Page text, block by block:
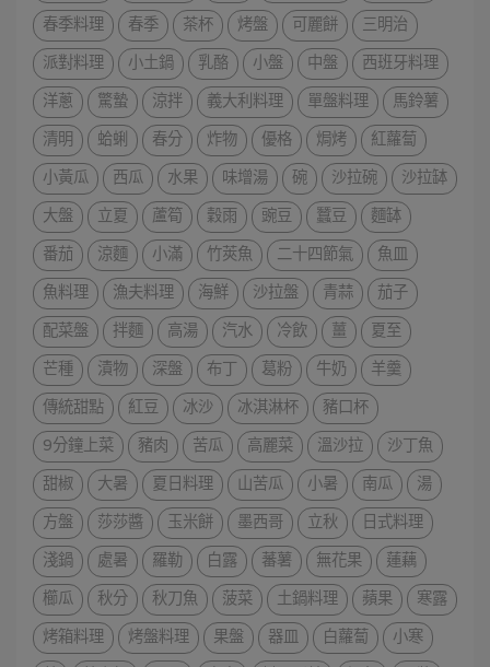
春季料理
春季 茶杯 烤盤 可麗餅
三明治
派對料理
小土鍋 乳酪 小盤 中盤
西班牙料理
洋蔥
驚蟄 涼拌 義大利料理 單盤料理
馬鈴薯
清明
蛤蜊 春分 炸物 優格 焗烤
紅蘿蔔
小黃瓜
西瓜 水果 味增湯 碗 沙拉碗
沙拉缽
大盤
立夏 蘆筍 穀雨 豌豆 蠶豆
麵缽
番茄
涼麵 小滿 竹莢魚 二十四節氣
魚皿
魚料理
漁夫料理 海鮮 沙拉盤 青蒜
茄子
配菜盤
拌麵 高湯 汽水 冷飲 薑
夏至
芒種
漬物 深盤 布丁 葛粉 牛奶
羊羹
傳統甜點
紅豆 冰沙 冰淇淋杯
豬口杯
9分鐘上菜
豬肉 苦瓜 高麗菜 溫沙拉
沙丁魚
甜椒
大暑 夏日料理 山苦瓜 小暑 南瓜
湯
方盤
莎莎醬 玉米餅 墨西哥 立秋
日式料理
淺鍋
處暑 羅勒 白露 蕃薯 無花果
蓮藕
櫛瓜
秋分 秋刀魚 菠菜 土鍋料理 蘋果
寒露
烤箱料理
烤盤料理 果盤 器皿 白蘿蔔
小寒